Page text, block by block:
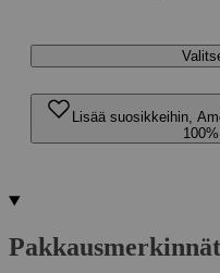
Lisää suosikkeihin,
Pakkausmerkinnät